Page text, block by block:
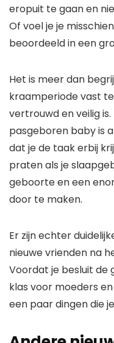
eropuit te gaan en
Of voel je je
beoordeeld in een
Het is meer dan
kraamperiode vast
vertrouwd en veilig
pasgeboren baby is
dat je de taak erbij
praten als je
geboorte en een
door te maken.
Er zijn echter
nieuwe vrienden na
Voordat je besluit de
klas voor moeders
een paar dingen die